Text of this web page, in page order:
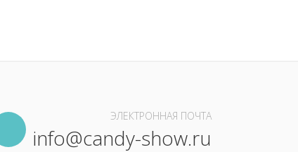
ЭЛЕКТРОННАЯ ПОЧТА
info@candy-show.ru